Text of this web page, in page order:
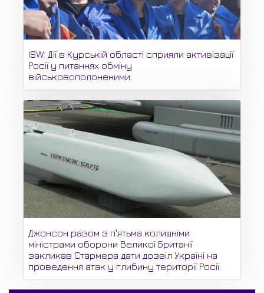
ISW: Дії в Курській області сприяли активізації
Росії у питаннях обміну
військовополоненими.
Джонсон разом з п'ятьма колишніми
міністрами оборони Великої Британії
закликав Стармера дати дозвіл Україні на
проведення атак у глибину території Росії.